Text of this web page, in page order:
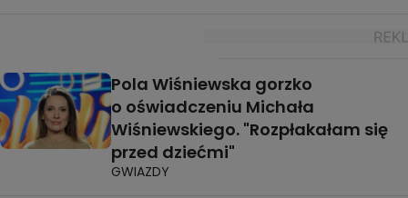
Pola Wiśniewska gorzko
o oświadczeniu Michała
Wiśniewskiego. "Rozpłakałam się
przed dziećmi"
GWIAZDY